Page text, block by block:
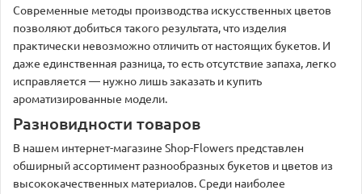
Современные методы производства искусственных цветов
позволяют добиться такого результата, что изделия
практически невозможно отличить от настоящих букетов. И
даже единственная разница, то есть отсутствие запаха, легко
исправляется — нужно лишь заказать и купить
ароматизированные модели.
Разновидности товаров
В нашем интернет-магазине Shop-Flowers представлен
обширный ассортимент разнообразных букетов и цветов из
высококачественных материалов. Среди наиболее